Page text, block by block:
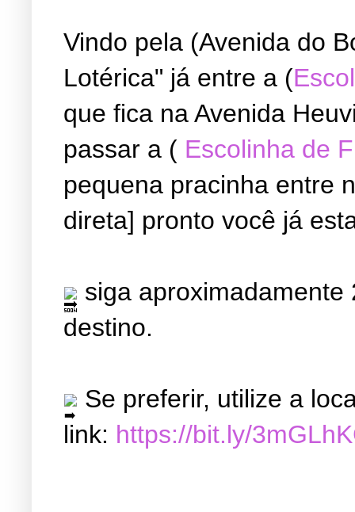
Vindo pela (Avenida do
Lotérica" já entre a (
que fica na Avenida
passar a ( Escolinha de
pequena pracinha entre
direta] pronto você já
siga
destino.
Se preferir, utilize a
link: https://bit.ly/